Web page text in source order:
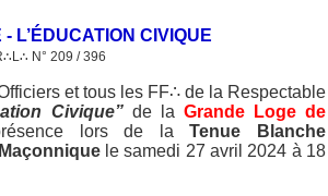
L’ÉDUCATION CIVIQUE
N° 209 / 396
et tous les FF∴ de la Respectable
Civique”de la Grande Loge de
lors de laTenue Blanche
le samedi 27 avril 2024 à 18